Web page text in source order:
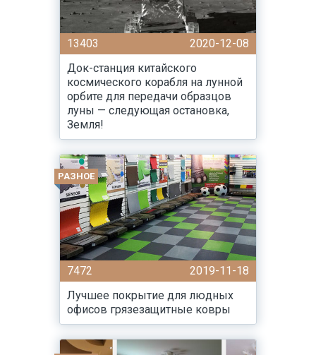
13403
2020-12-08
Док-станция китайского
космического корабля на лунной
орбите для передачи образцов
луны — следующая остановка,
Земля!
РАЗНОЕ
7472
2019-11-18
Лучшее покрытие для людных
офисов грязезащитные ковры